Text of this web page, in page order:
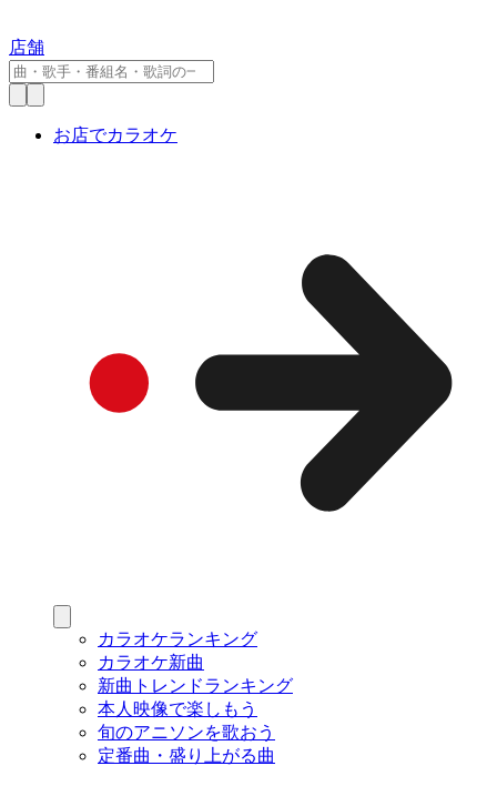
店舗
お店でカラオケ
カラオケランキング
カラオケ新曲
新曲トレンドランキング
本人映像で楽しもう
旬のアニソンを歌おう
定番曲・盛り上がる曲